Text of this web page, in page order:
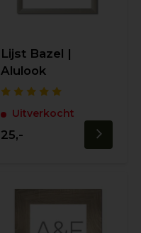
Lijst Bazel |
Alulook
Uitverkocht
25,-